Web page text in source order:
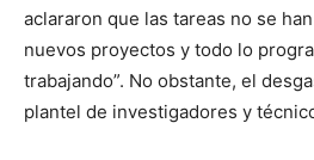
aclararon que las tareas no se
nuevos proyectos y todo lo
trabajando”. No obstante, el
plantel de investigadores y